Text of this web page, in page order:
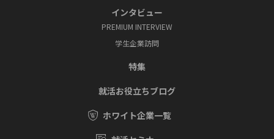
インタビュー
PREMIUM INTERVIEW
学⽣企業訪問
特集
就活お役⽴ちブログ
ホワイト企業一覧